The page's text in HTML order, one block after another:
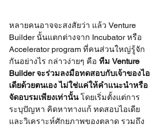
หลายคนอาจจะสงสัยว่า แล้ว Venture
Builder นั้นแตกต่างจาก Incubator หรือ
Accelerator program ที่คนส่วนใหญ่รู้จัก
กันอย่างไร กล่าวง่ายๆ คือ ทีม Venture
Builder จะร่วมลงมือทดสอบกับเจ้าของไอ
เดียด้วยตนเอง ไม่ใช่แค่ให้คำแนะนำหรือ
จัดอบรมเพียงเท่านั้น โดยเริ่มตั้งแต่การ
ระบุปัญหา คิดหาทางแก้ ทดสอบไอเดีย
และวิเคราะห์ศักยภาพของตลาด รวมถึง